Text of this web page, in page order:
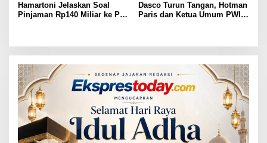
Hamartoni Jelaskan Soal
Pinjaman Rp140 Miliar ke PT
Dasco Turun Tangan, Hotman
Paris dan Ketua Umum PWI